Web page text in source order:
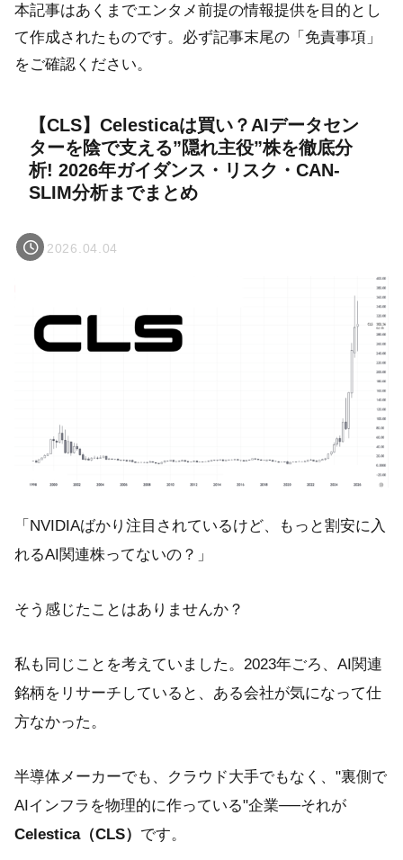
本記事はあくまでエンタメ前提の情報提供を目的とし
て作成されたものです。必ず記事末尾の「免責事項」
をご確認ください。
【CLS】Celesticaは買い？AIデータセン
ターを陰で支える”隠れ主役”株を徹底分
析! 2026年ガイダンス・リスク・CAN-
SLIM分析までまとめ
2026.04.04
「NVIDIAばかり注目されているけど、もっと割安に入
れるAI関連株ってないの？」
そう感じたことはありませんか？
私も同じことを考えていました。2023年ごろ、AI関連
銘柄をリサーチしていると、ある会社が気になって仕
方なかった。
半導体メーカーでも、クラウド大手でもなく、"裏側で
AIインフラを物理的に作っている"企業──それが
Celestica（CLS） です。